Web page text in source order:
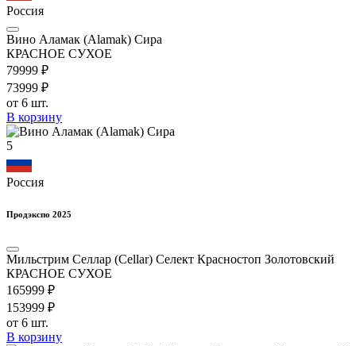
Россия
Вино Аламак (Alamak) Сира
КРАСНОЕ СУХОЕ
79999 ₽
73999 ₽
от 6 шт.
В корзину
5
Россия
Продэкспо 2025
Мильстрим Селлар (Cellar) Селект Красностоп Золотовский
КРАСНОЕ СУХОЕ
165999 ₽
153999 ₽
от 6 шт.
В корзину